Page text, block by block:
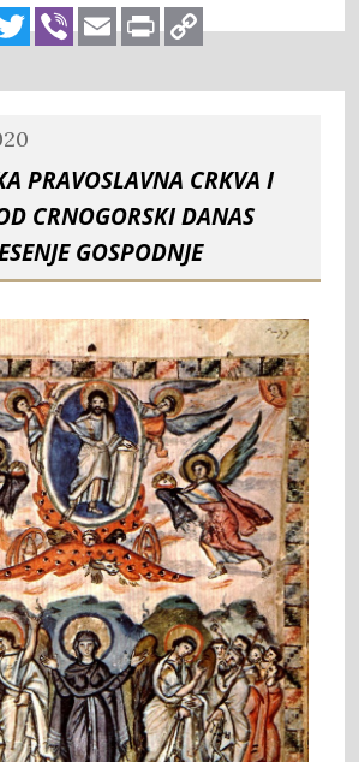
Twitter
ViberEmailPrint
Link
pravoslavna crkva i
crnogorski danas
Gospodnje